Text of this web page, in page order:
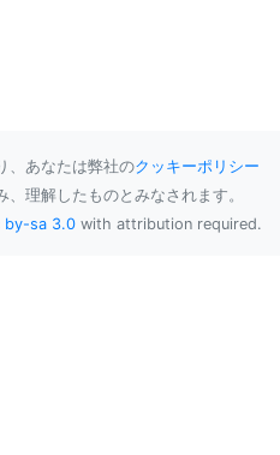
、あなたは弊社のクッキーポリシー
、理解したものとみなされます。
by-sa 3.0 with attribution required.